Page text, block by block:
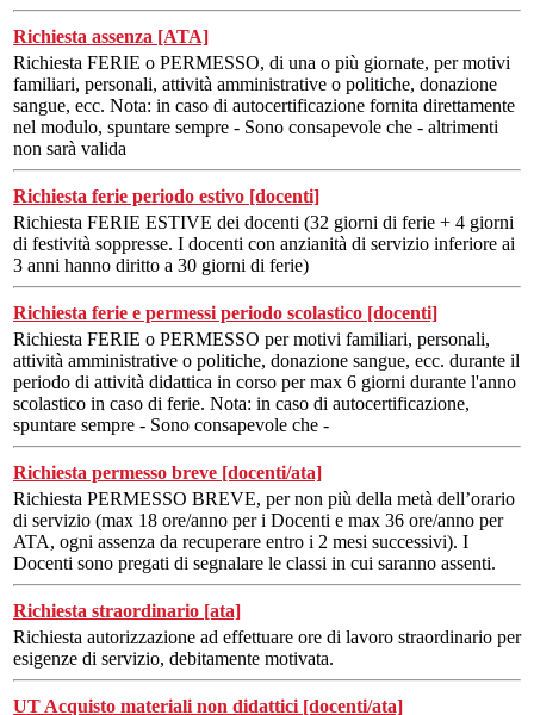
Richiesta assenza [ATA]
Richiesta FERIE o PERMESSO, di una o più giornate, per motivi
familiari, personali, attività amministrative o politiche, donazione
sangue, ecc. Nota: in caso di autocertificazione fornita direttamente
nel modulo, spuntare sempre - Sono consapevole che - altrimenti
non sarà valida
Richiesta ferie periodo estivo [docenti]
Richiesta FERIE ESTIVE dei docenti (32 giorni di ferie + 4 giorni
di festività soppresse. I docenti con anzianità di servizio inferiore ai
3 anni hanno diritto a 30 giorni di ferie)
Richiesta ferie e permessi periodo scolastico [docenti]
Richiesta FERIE o PERMESSO per motivi familiari, personali,
attività amministrative o politiche, donazione sangue, ecc. durante il
periodo di attività didattica in corso per max 6 giorni durante l'anno
scolastico in caso di ferie. Nota: in caso di autocertificazione,
spuntare sempre - Sono consapevole che -
Richiesta permesso breve [docenti/ata]
Richiesta PERMESSO BREVE, per non più della metà dell’orario
di servizio (max 18 ore/anno per i Docenti e max 36 ore/anno per
ATA, ogni assenza da recuperare entro i 2 mesi successivi). I
Docenti sono pregati di segnalare le classi in cui saranno assenti.
Richiesta straordinario [ata]
Richiesta autorizzazione ad effettuare ore di lavoro straordinario per
esigenze di servizio, debitamente motivata.
UT Acquisto materiali non didattici [docenti/ata]